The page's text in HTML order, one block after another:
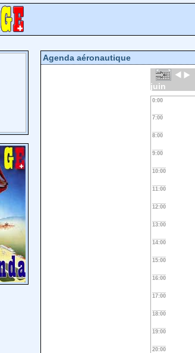
Agenda aéronautique
juin
0:00
7:00
8:00
9:00
10:00
11:00
12:00
13:00
14:00
15:00
16:00
17:00
18:00
19:00
20:00